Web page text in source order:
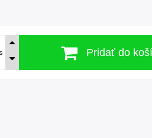
Pridať do